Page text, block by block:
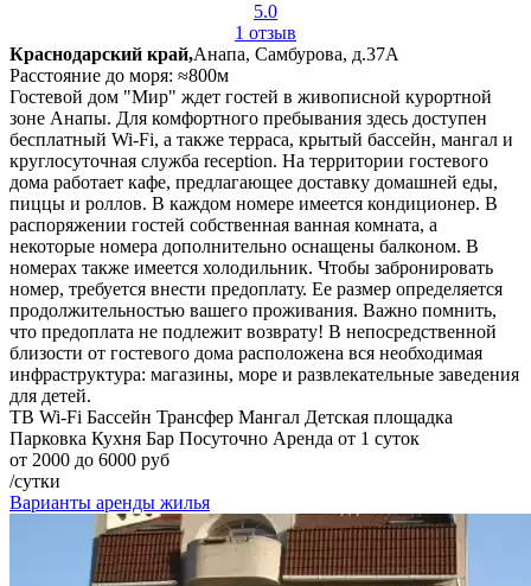
5.0
1 отзыв
Краснодарский край,Анапа, Самбурова, д.37А
Расстояние до моря: ≈800м
Гостевой дом "Мир" ждет гостей в живописной курортной
зоне Анапы. Для комфортного пребывания здесь доступен
бесплатный Wi-Fi, а также терраса, крытый бассейн, мангал и
круглосуточная служба reception. На территории гостевого
дома работает кафе, предлагающее доставку домашней еды,
пиццы и роллов. В каждом номере имеется кондиционер. В
распоряжении гостей собственная ванная комната, а
некоторые номера дополнительно оснащены балконом. В
номерах также имеется холодильник. Чтобы забронировать
номер, требуется внести предоплату. Ее размер определяется
продолжительностью вашего проживания. Важно помнить,
что предоплата не подлежит возврату! В непосредственной
близости от гостевого дома расположена вся необходимая
инфраструктура: магазины, море и развлекательные заведения
для детей.
ТВ Wi-Fi Бассейн Трансфер Мангал Детская площадка
Парковка Кухня Бар Посуточно Аренда от 1 суток
от 2000 до 6000 руб
/сутки
Варианты аренды жилья